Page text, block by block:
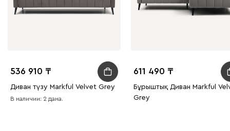
536 910
Диван түзу Markful Velvet Grey
В наличии: 2 дана.
611 490
Бұрыштық Диван Markful
Grey